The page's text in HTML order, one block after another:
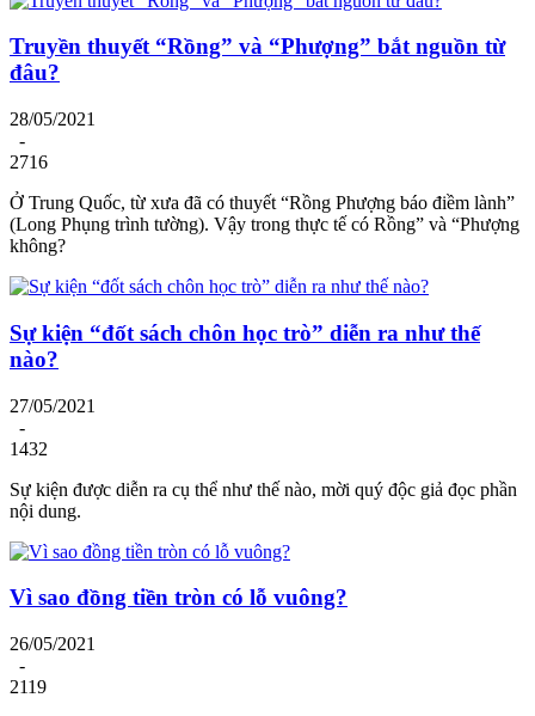
Truyền thuyết “Rồng” và “Phượng” bắt nguồn từ
đâu?
28/05/2021
-
2716
Ở Trung Quốc, từ xưa đã có thuyết “Rồng Phượng báo điềm lành”
(Long Phụng trình tường). Vậy trong thực tế có Rồng” và “Phượng
không?
Sự kiện “đốt sách chôn học trò” diễn ra như thế
nào?
27/05/2021
-
1432
Sự kiện được diễn ra cụ thể như thế nào, mời quý độc giả đọc phần
nội dung.
Vì sao đồng tiền tròn có lỗ vuông?
26/05/2021
-
2119